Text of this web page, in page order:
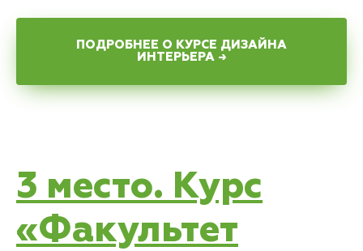
ПОДРОБНЕЕ О КУРСЕ ДИЗАЙНА
ИНТЕРЬЕРА →
3 место. Курс
«Факультет